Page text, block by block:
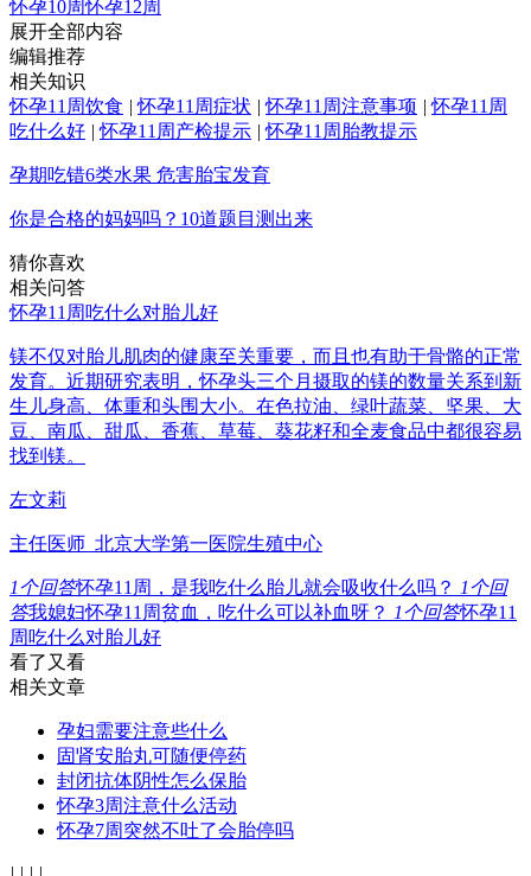
怀孕10周怀孕12周
展开全部内容
编辑推荐
相关知识
怀孕11周饮食 | 怀孕11周症状 | 怀孕11周注意事项 | 怀孕11周
吃什么好 | 怀孕11周产检提示 | 怀孕11周胎教提示
孕期吃错6类水果 危害胎宝发育
你是合格的妈妈吗？10道题目测出来
猜你喜欢
相关问答
怀孕11周吃什么对胎儿好
镁不仅对胎儿肌肉的健康至关重要，而且也有助于骨骼的正常
发育。近期研究表明，怀孕头三个月摄取的镁的数量关系到新
生儿身高、体重和头围大小。在色拉油、绿叶蔬菜、坚果、大
豆、南瓜、甜瓜、香蕉、草莓、葵花籽和全麦食品中都很容易
找到镁。
左文莉
主任医师 北京大学第一医院生殖中心
1个回答怀孕11周，是我吃什么胎儿就会吸收什么吗？ 1个回
答我媳妇怀孕11周贫血，吃什么可以补血呀？ 1个回答怀孕11
周吃什么对胎儿好
看了又看
相关文章
孕妇需要注意些什么
固肾安胎丸可随便停药
封闭抗体阴性怎么保胎
怀孕3周注意什么活动
怀孕7周突然不吐了会胎停吗